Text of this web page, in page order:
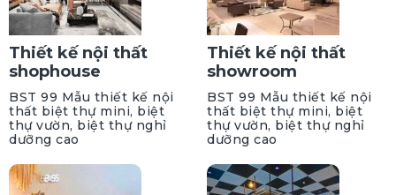
Thiết kế nội thất
shophouse
BST 99 Mẫu thiết kế nội
thất biệt thự mini, biệt
thự vườn, biệt thự nghỉ
dưỡng cao
Thiết kế nội thất
showroom
BST 99 Mẫu thiết kế nội
thất biệt thự mini, biệt
thự vườn, biệt thự nghỉ
dưỡng cao